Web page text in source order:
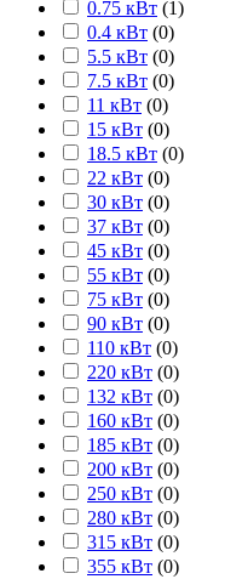
0.75 кВт (1)
0.4 кВт (0)
5.5 кВт (0)
7.5 кВт (0)
11 кВт (0)
15 кВт (0)
18.5 кВт (0)
22 кВт (0)
30 кВт (0)
37 кВт (0)
45 кВт (0)
55 кВт (0)
75 кВт (0)
90 кВт (0)
110 кВт (0)
220 кВт (0)
132 кВт (0)
160 кВт (0)
185 кВт (0)
200 кВт (0)
250 кВт (0)
280 кВт (0)
315 кВт (0)
355 кВт (0)